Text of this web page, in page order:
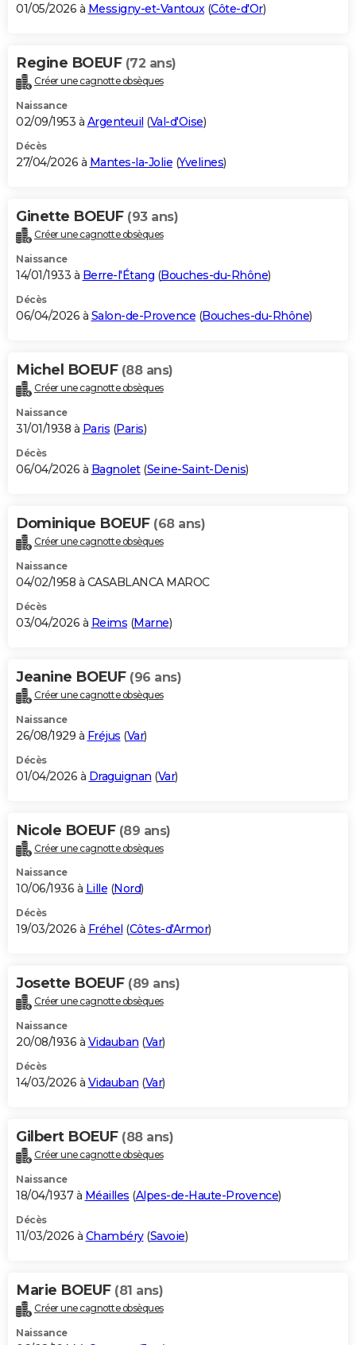
01/05/2026 à Messigny-et-Vantoux(Côte-d'Or)
Regine BOEUF (72 ans)
Créer une cagnotte obsèques
Naissance
02/09/1953 à Argenteuil (Val-d'Oise)
Décès
27/04/2026 à Mantes-la-Jolie (Yvelines)
Ginette BOEUF (93 ans)
Créer une cagnotte obsèques
Naissance
14/01/1933 à Berre-l'Étang (Bouches-du-Rhône)
Décès
06/04/2026 à Salon-de-Provence (Bouches-du-Rhône)
Michel BOEUF (88 ans)
Créer une cagnotte obsèques
Naissance
31/01/1938 à Paris (Paris)
Décès
06/04/2026 à Bagnolet(Seine-Saint-Denis)
Dominique BOEUF (68 ans)
Créer une cagnotte obsèques
Naissance
04/02/1958 à CASABLANCA MAROC
Décès
03/04/2026 à Reims (Marne)
Jeanine BOEUF (96 ans)
Créer une cagnotte obsèques
Naissance
26/08/1929 à Fréjus (Var)
Décès
01/04/2026 à Draguignan (Var)
Nicole BOEUF (89 ans)
Créer une cagnotte obsèques
Naissance
10/06/1936 à Lille (Nord)
Décès
19/03/2026 à Fréhel (Côtes-d'Armor)
Josette BOEUF (89 ans)
Créer une cagnotte obsèques
Naissance
20/08/1936 à Vidauban (Var)
Décès
14/03/2026 à Vidauban (Var)
Gilbert BOEUF (88 ans)
Créer une cagnotte obsèques
Naissance
18/04/1937 à Méailles (Alpes-de-Haute-Provence)
Décès
11/03/2026 à Chambéry(Savoie)
Marie BOEUF (81 ans)
Créer une cagnotte obsèques
Naissance